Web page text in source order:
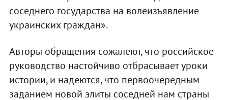
соседнего государства на волеизъявление
украинских граждан».
Авторы обращения сожалеют, что российское
руководство настойчиво отбрасывает уроки
истории, и надеются, что первоочередным
заданием новой элиты соседней нам страны